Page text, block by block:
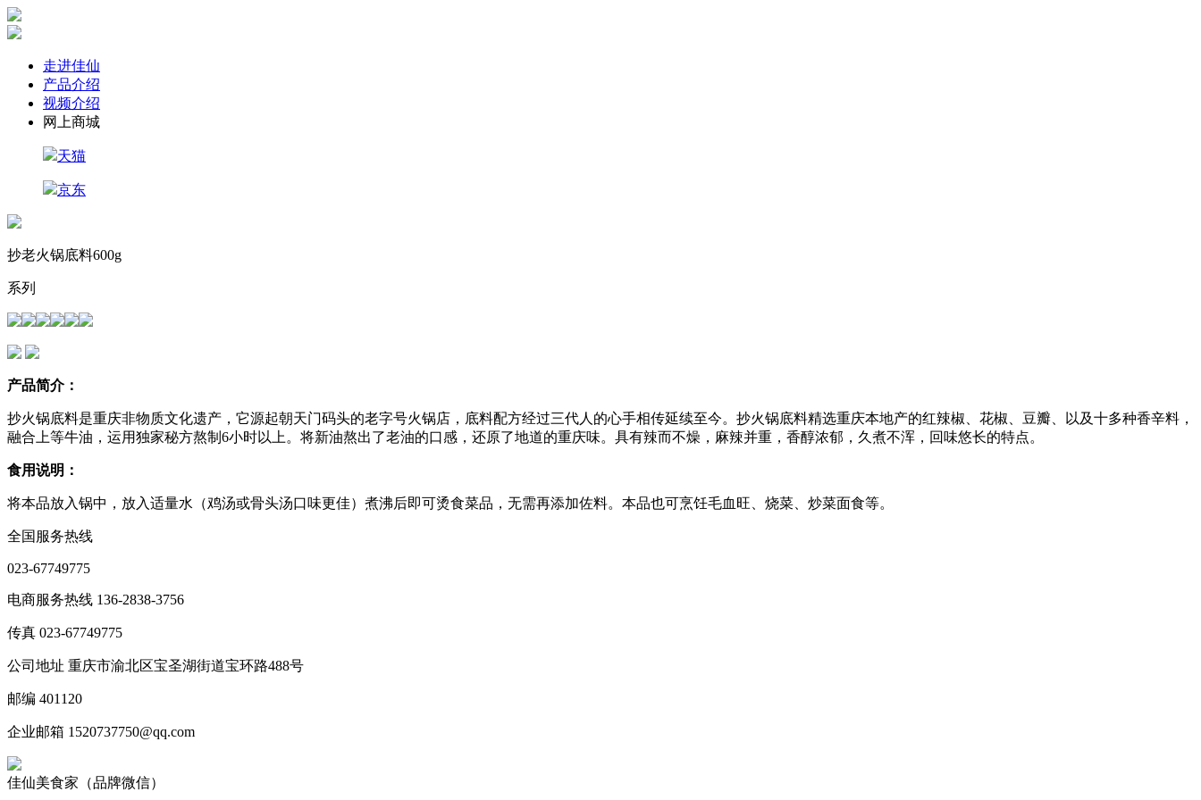
走进佳仙
产品介绍
视频介绍
网上商城
天猫
京东
抄老火锅底料600g
系列
产品简介：
抄火锅底料是重庆非物质文化遗产，它源起朝天门码头的老字号火锅店，底料配方经过三代人的心手相传延续至今。抄火锅底料精选重庆本地产的红辣椒、花椒、豆瓣、以及十多种香辛料，
融合上等牛油，运用独家秘方熬制6小时以上。将新油熬出了老油的口感，还原了地道的重庆味。具有辣而不燥，麻辣并重，香醇浓郁，久煮不浑，回味悠长的特点。
食用说明：
将本品放入锅中，放入适量水（鸡汤或骨头汤口味更佳）煮沸后即可烫食菜品，无需再添加佐料。本品也可烹饪毛血旺、烧菜、炒菜面食等。
全国服务热线
023-67749775
电商服务热线 136-2838-3756
传真 023-67749775
公司地址 重庆市渝北区宝圣湖街道宝环路488号
邮编 401120
企业邮箱 1520737750@qq.com
佳仙美食家（品牌微信）